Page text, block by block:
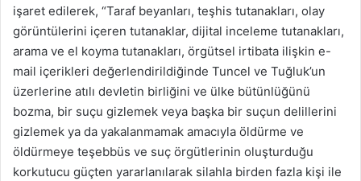
işaret edilerek, “Taraf beyanları, teşhis tutanakları, olay
görüntülerini içeren tutanaklar, dijital inceleme tutanakları,
arama ve el koyma tutanakları, örgütsel irtibata ilişkin e-
mail içerikleri değerlendirildiğinde Tuncel ve Tuğluk’un
üzerlerine atılı devletin birliğini ve ülke bütünlüğünü
bozma, bir suçu gizlemek veya başka bir suçun delillerini
gizlemek ya da yakalanmamak amacıyla öldürme ve
öldürmeye teşebbüs ve suç örgütlerinin oluşturduğu
korkutucu güçten yararlanılarak silahla birden fazla kişi ile